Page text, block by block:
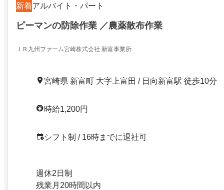
新着アルバイト・パート
ピーマンの防除作業 ／農薬散布作業
ＪＲ九州ファーム宮崎株式会社 新富事業所
宮崎県 新富町 大字上富田 / 日向新富駅 徒歩10分
時給1,200円
シフト制 / 16時までに退社可
週休2日制
残業月20時間以内